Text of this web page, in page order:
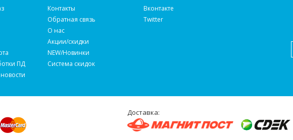
ПД
Контакты
Обратная связь
О нас
Акции/скидки
NEW/Новинки
Система скидок
Вконтакте
Twitter
Доставка: